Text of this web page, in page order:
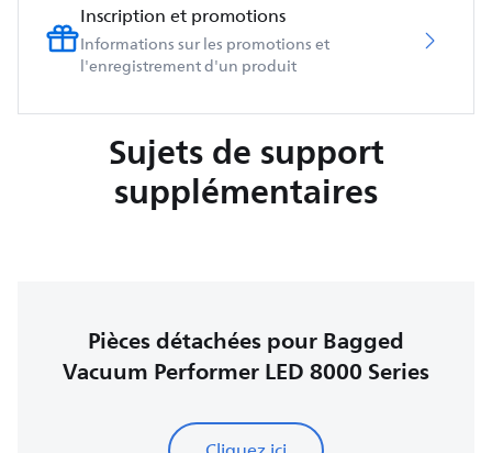
Inscription et promotions
Informations sur les promotions et
l'enregistrement d'un produit
Sujets de support
supplémentaires
Pièces détachées pour Bagged
Vacuum Performer LED 8000 Series